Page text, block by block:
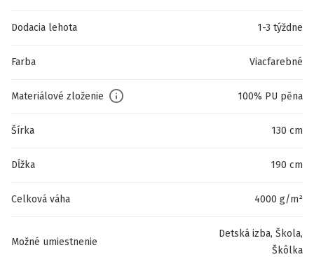
Dodacia lehota 1-3 týždne
Farba Viacfarebné
Materiálové zloženie 100% PU pěna
Šírka 130 cm
Dĺžka 190 cm
Celková váha 4000 g/m²
Možné umiestnenie
Detská izba, Škola,
Škôlka